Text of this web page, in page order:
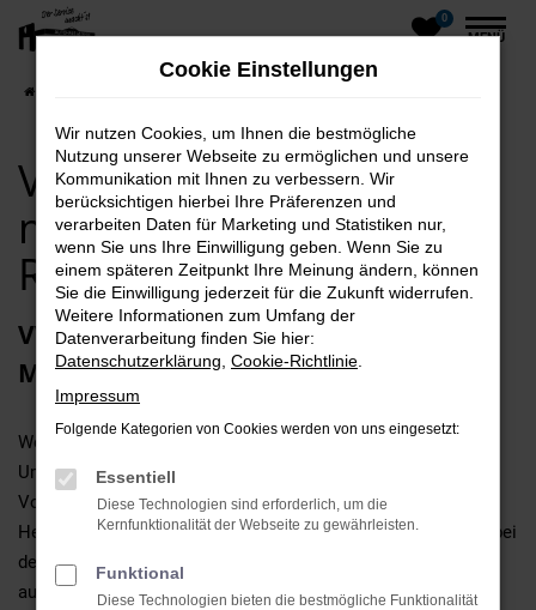
Zum
Hauptinhalt
springen
0
MENÜ
VW Neuwagen kaufen
mit Lieferservice nach
Rügen
VW Neuwagen – die vielleicht beste
Motorisierung für Rügen
Wer auf der Suche nach erstklassiger Mobilität in Rügen und
Umgebung ist, kommt kaum um einen VW Neuwagen herum.
Vor allem in den aktuellen Modellgenerationen punktet der
Hersteller mit ausgefeilter Technik und maximaler Effizienz bei
den Antrieben. Für Rügen eignen sich die Fahrzeuge auch
aufgrund ihrer Vielfalt, sodass für jedes Bedürfnis das
Cookie Einstellungen
Wir nutzen Cookies, um Ihnen die bestmögliche
Nutzung unserer Webseite zu ermöglichen und unsere
Kommunikation mit Ihnen zu verbessern. Wir
berücksichtigen hierbei Ihre Präferenzen und
verarbeiten Daten für Marketing und Statistiken nur,
wenn Sie uns Ihre Einwilligung geben. Wenn Sie zu
einem späteren Zeitpunkt Ihre Meinung ändern, können
Sie die Einwilligung jederzeit für die Zukunft widerrufen.
Weitere Informationen zum Umfang der
Datenverarbeitung finden Sie hier:
Datenschutzerklärung Cookie-Richtlinie
Impressum
Folgende Kategorien von Cookies werden von uns eingesetzt:
Essentiell
Diese Technologien sind erforderlich, um die
Kernfunktionalität der Webseite zu gewährleisten.
Funktional
Diese Technologien bieten die bestmögliche Funktionalität